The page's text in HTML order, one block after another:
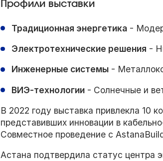
Профили выставки
Традиционная энергетика-
Электротехнические решения -
Инженерные системы-
ВИЭ-технологии- Солнечные и
В 2022 году выставка привлекла 10
представивших инновации в
Совместное проведение с
Астана подтвердила статус центра